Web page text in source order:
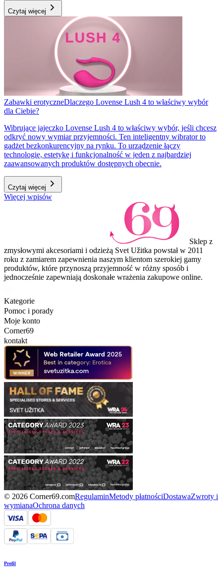
Czytaj więcej
Zabawki erotyczneDlaczego Lovense Lush 4 to właściwy wybór
dla Ciebie?
Wibrujące jajeczko Lovense Lush 4 to właściwy wybór, jeśli chcesz
odkryć nowy wymiar przyjemności. Ten inteligentny wibrator to
gadżet bezkonkurencyjny na rynku. To urządzenie łączy
technologię, estetykę i funkcjonalność w jeden z najbardziej
zaawansowanych produktów dostępnych obecnie.
Czytaj więcej
Więcej wpisów
Sklep z
zmysłowymi akcesoriami i odzieżą Svet Užitka powstał w 2011
roku z zamiarem zapewnienia naszym klientom szerokiej gamy
produktów, które przynoszą przyjemność w różny sposób i
jednocześnie zapewniają doskonałe wrażenia zakupowe online.
Kategorie
Pomoc i porady
Moje konto
Corner69
kontakt
© 2026 Corner69.comRegulaminMetody płatnościDostawaZwroty i
wymianaOchrona danych
Profil